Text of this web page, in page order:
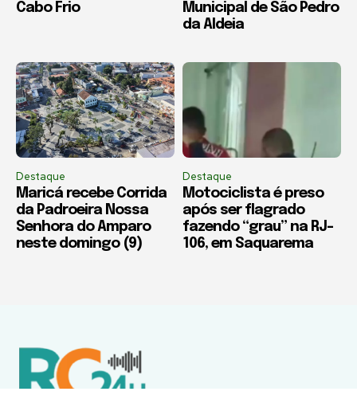
Cabo Frio
Municipal de São Pedro
da Aldeia
Destaque
Maricá recebe Corrida
da Padroeira Nossa
Senhora do Amparo
neste domingo (9)
Destaque
Motociclista é preso
após ser flagrado
fazendo “grau” na RJ-
106, em Saquarema